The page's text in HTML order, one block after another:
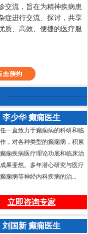
交流，旨在为精神疾病患
症进行交流、探讨，共享
质、高效、便捷的医疗服
李少华 癫痫医生
一直致力于癫痫病的科研和临
，对各种类型的癫痫病，积累
痫疾病医疗理论功底和临床治
果斐然。多年潜心研究与医疗
痫病等神经内科疾病的治...
立即咨询专家
刘国新 癫痫医生